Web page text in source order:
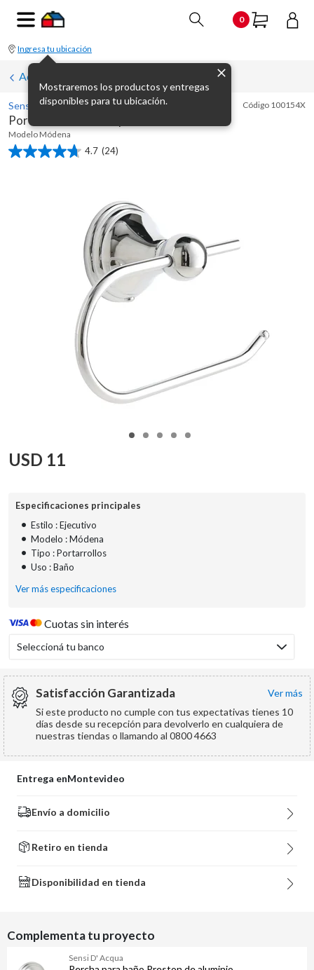
0
Ingresa tu ubicación
Mostraremos los productos y entregas
disponibles para tu ubicación.
Accesorios de pared para baño
Sensi D' Acqua Código 100154X
Portarrollo de metal plateado Módena
Modelo Módena
4.7 (24)
4.7
USD 11
Especificaciones principales
• Estilo : Ejecutivo
• Modelo : Módena
• Tipo : Portarrollos
• Uso : Baño
Ver más especificaciones
Cuotas sin interés
Seleccioná tu banco
Satisfacción Garantizada
ver más
Si este producto no cumple con tus expectativas tienes 10
días desde su recepción para devolverlo en cualquiera de
nuestras tiendas o llamando al 0800 4663
Entrega enMontevideo
Envío a domicilio
Retiro en tienda
Disponibilidad en tienda
Complementa tu proyecto
Sensi D' Acqua